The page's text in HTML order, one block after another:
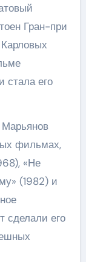
Гран-при
стала его
фильмах,
«Не
(1982) и
сделали его